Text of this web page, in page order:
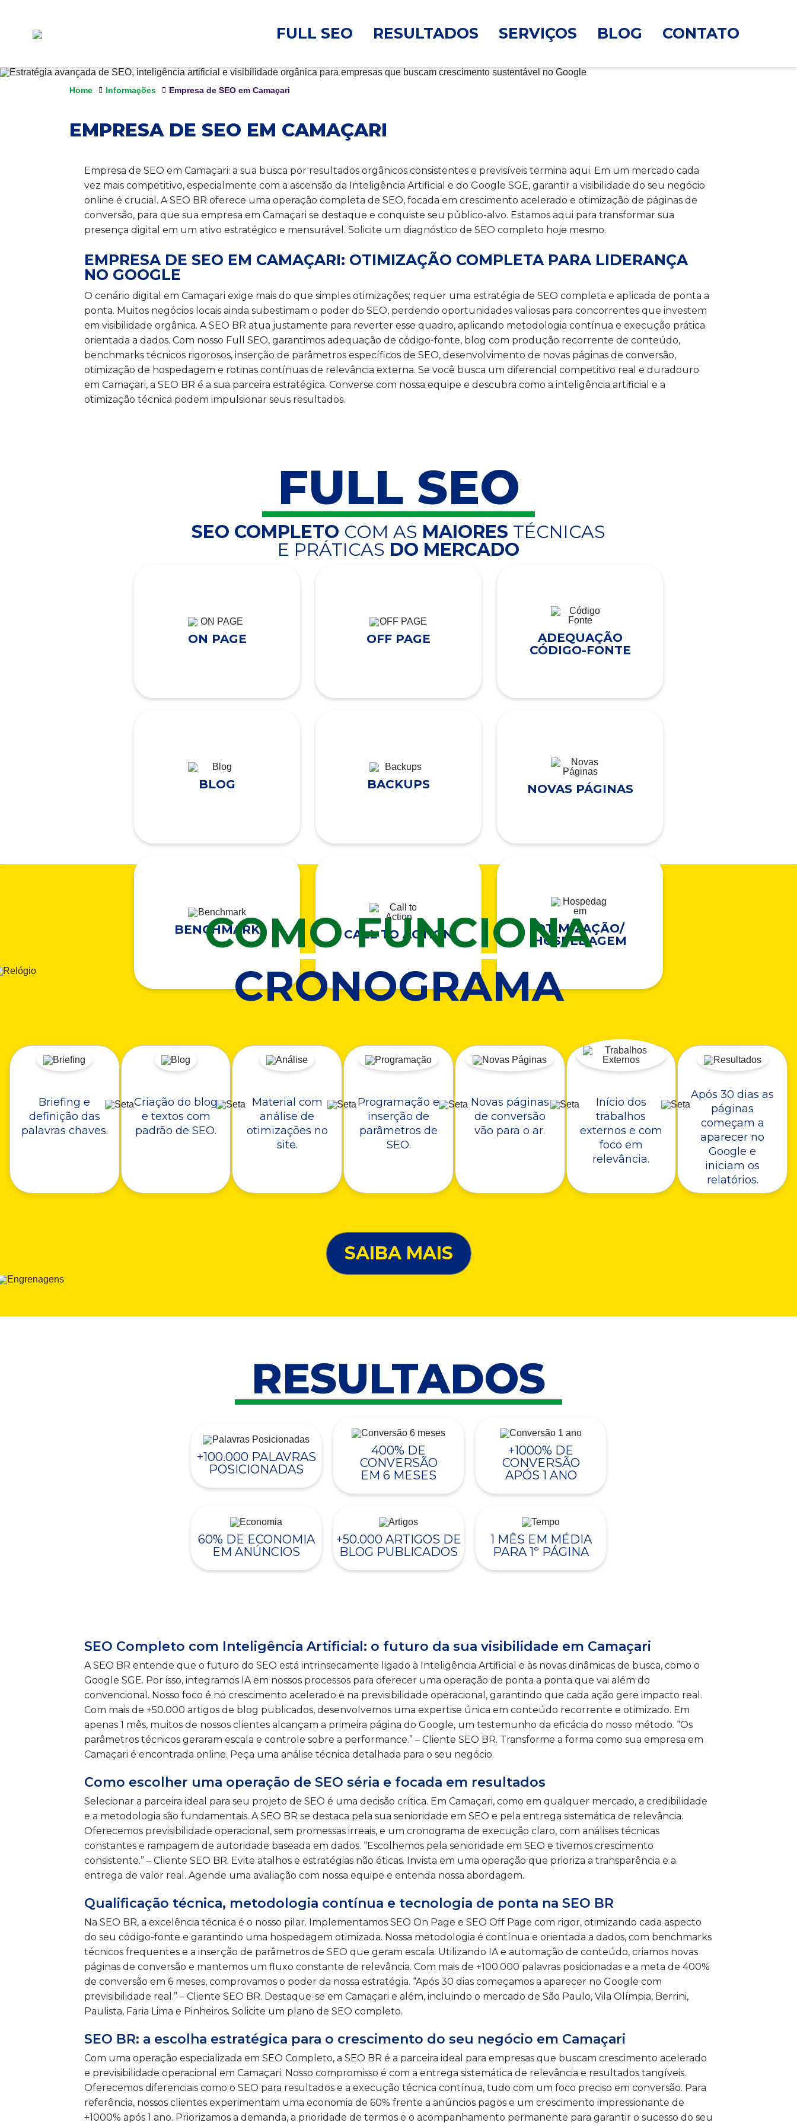
FULL SEO RESULTADOS SERVIÇOS BLOG CONTATO
Home Informações Empresa de SEO em Camaçari
EMPRESA DE SEO EM CAMAÇARI
Empresa de SEO em Camaçari: a sua busca por resultados orgânicos consistentes e previsíveis termina aqui. Em um mercado cada
vez mais competitivo, especialmente com a ascensão da Inteligência Artificial e do Google SGE, garantir a visibilidade do seu negócio
online é crucial. A SEO BR oferece uma operação completa de SEO, focada em crescimento acelerado e otimização de páginas de
conversão, para que sua empresa em Camaçari se destaque e conquiste seu público-alvo. Estamos aqui para transformar sua
presença digital em um ativo estratégico e mensurável. Solicite um diagnóstico de SEO completo hoje mesmo.
EMPRESA DE SEO EM CAMAÇARI: OTIMIZAÇÃO COMPLETA PARA LIDERANÇA
NO GOOGLE
O cenário digital em Camaçari exige mais do que simples otimizações; requer uma estratégia de SEO completa e aplicada de ponta a
ponta. Muitos negócios locais ainda subestimam o poder do SEO, perdendo oportunidades valiosas para concorrentes que investem
em visibilidade orgânica. A SEO BR atua justamente para reverter esse quadro, aplicando metodologia contínua e execução prática
orientada a dados. Com nosso Full SEO, garantimos adequação de código-fonte, blog com produção recorrente de conteúdo,
benchmarks técnicos rigorosos, inserção de parâmetros específicos de SEO, desenvolvimento de novas páginas de conversão,
otimização de hospedagem e rotinas contínuas de relevância externa. Se você busca um diferencial competitivo real e duradouro
em Camaçari, a SEO BR é a sua parceira estratégica. Converse com nossa equipe e descubra como a inteligência artificial e a
otimização técnica podem impulsionar seus resultados.
FULL SEO
SEO COMPLETO COM AS MAIORES TÉCNICAS
E PRÁTICAS DO MERCADO
ON PAGE OFF PAGE
ADEQUAÇÃO
CÓDIGO-FONTE
BLOG BACKUPS NOVAS PÁGINAS
BENCHMARK CALL TO ACTION
OTIMIZAÇÃO/
HOSPEDAGEM
COMO FUNCIONA
CRONOGRAMA
Briefing e
definição das
palavras chaves.
Criação do blog
e textos com
padrão de SEO.
Material com
análise de
otimizações no
site.
Programação e
inserção de
parâmetros de
SEO.
Novas páginas
de conversão
vão para o ar.
Início dos
trabalhos
externos e com
foco em
relevância.
Após 30 dias as
páginas
começam a
aparecer no
Google e
iniciam os
relatórios.
SAIBA MAIS
RESULTADOS
+100.000 PALAVRAS
POSICIONADAS
400% DE
CONVERSÃO
EM 6 MESES
+1000% DE
CONVERSÃO
APÓS 1 ANO
60% DE ECONOMIA
EM ANÚNCIOS
+50.000 ARTIGOS DE
BLOG PUBLICADOS
1 MÊS EM MÉDIA
PARA 1º PÁGINA
SEO Completo com Inteligência Artificial: o futuro da sua visibilidade em Camaçari
A SEO BR entende que o futuro do SEO está intrinsecamente ligado à Inteligência Artificial e às novas dinâmicas de busca, como o
Google SGE. Por isso, integramos IA em nossos processos para oferecer uma operação de ponta a ponta que vai além do
convencional. Nosso foco é no crescimento acelerado e na previsibilidade operacional, garantindo que cada ação gere impacto real.
Com mais de +50.000 artigos de blog publicados, desenvolvemos uma expertise única em conteúdo recorrente e otimizado. Em
apenas 1 mês, muitos de nossos clientes alcançam a primeira página do Google, um testemunho da eficácia do nosso método. “Os
parâmetros técnicos geraram escala e controle sobre a performance.” – Cliente SEO BR. Transforme a forma como sua empresa em
Camaçari é encontrada online. Peça uma análise técnica detalhada para o seu negócio.
Como escolher uma operação de SEO séria e focada em resultados
Selecionar a parceira ideal para seu projeto de SEO é uma decisão crítica. Em Camaçari, como em qualquer mercado, a credibilidade
e a metodologia são fundamentais. A SEO BR se destaca pela sua senioridade em SEO e pela entrega sistemática de relevância.
Oferecemos previsibilidade operacional, sem promessas irreais, e um cronograma de execução claro, com análises técnicas
constantes e rampagem de autoridade baseada em dados. “Escolhemos pela senioridade em SEO e tivemos crescimento
consistente.” – Cliente SEO BR. Evite atalhos e estratégias não éticas. Invista em uma operação que prioriza a transparência e a
entrega de valor real. Agende uma avaliação com nossa equipe e entenda nossa abordagem.
Qualificação técnica, metodologia contínua e tecnologia de ponta na SEO BR
Na SEO BR, a excelência técnica é o nosso pilar. Implementamos SEO On Page e SEO Off Page com rigor, otimizando cada aspecto
do seu código-fonte e garantindo uma hospedagem otimizada. Nossa metodologia é contínua e orientada a dados, com benchmarks
técnicos frequentes e a inserção de parâmetros de SEO que geram escala. Utilizando IA e automação de conteúdo, criamos novas
páginas de conversão e mantemos um fluxo constante de relevância. Com mais de +100.000 palavras posicionadas e a meta de 400%
de conversão em 6 meses, comprovamos o poder da nossa estratégia. “Após 30 dias começamos a aparecer no Google com
previsibilidade real.” – Cliente SEO BR. Destaque-se em Camaçari e além, incluindo o mercado de São Paulo, Vila Olímpia, Berrini,
Paulista, Faria Lima e Pinheiros. Solicite um plano de SEO completo.
SEO BR: a escolha estratégica para o crescimento do seu negócio em Camaçari
Com uma operação especializada em SEO Completo, a SEO BR é a parceira ideal para empresas que buscam crescimento acelerado
e previsibilidade operacional em Camaçari. Nosso compromisso é com a entrega sistemática de relevância e resultados tangíveis.
Oferecemos diferenciais como o SEO para resultados e a execução técnica contínua, tudo com um foco preciso em conversão. Para
referência, nossos clientes experimentam uma economia de 60% frente a anúncios pagos e um crescimento impressionante de
+1000% após 1 ano. Priorizamos a demanda, a prioridade de termos e o acompanhamento permanente para garantir o sucesso do seu